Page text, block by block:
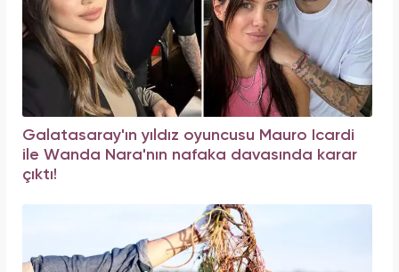
Galatasaray'ın yıldız oyuncusu Mauro Icardi
ile Wanda Nara'nın nafaka davasında karar
çıktı!